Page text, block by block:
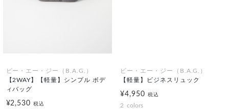
ビー・エー・ジー（B.A.G.）
【2WAY】【軽量】シンプル ボデ
ィバッグ
¥2,530税込
ビー・エー・ジー（B.A.G.）
【軽量】ビジネスリュック
¥4,950 税込
2 colors